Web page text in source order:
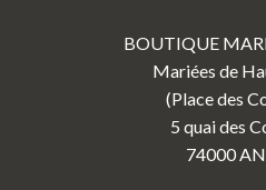
BOUTIQUE
Mariées de
(Place des
5 quai des
74000